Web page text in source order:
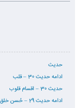
حدیث
ادامه حدیث 30 – قلب
حدیث 30 – اقسام قلوب
ادامه حدیث 29 – حُسن خلق